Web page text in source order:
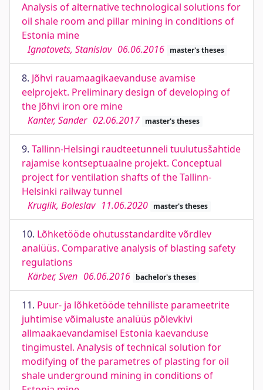
Analysis of alternative technological solutions for
oil shale room and pillar mining in conditions of
Estonia mine
Ignatovets, Stanislav 06.06.2016 master's theses
8. Jõhvi rauamaagikaevanduse avamise
eelprojekt. Preliminary design of developing of
the Jõhvi iron ore mine
Kanter, Sander 02.06.2017 master's theses
9. Tallinn-Helsingi raudteetunneli tuulutusšahtide
rajamise kontseptuaalne projekt. Conceptual
project for ventilation shafts of the Tallinn-
Helsinki railway tunnel
Kruglik, Boleslav 11.06.2020 master's theses
10. Lõhketööde ohutusstandardite võrdlev
analüüs. Comparative analysis of blasting safety
regulations
Kärber, Sven 06.06.2016 bachelor's theses
11. Puur- ja lõhketööde tehniliste parameetrite
juhtimise võimaluste analüüs põlevkivi
allmaakaevandamisel Estonia kaevanduse
tingimustel. Analysis of technical solution for
modifying of the parametres of plasting for oil
shale underground mining in conditions of